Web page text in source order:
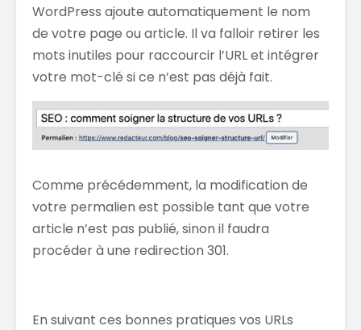
WordPress ajoute automatiquement le nom
de votre page ou article. Il va falloir retirer les
mots inutiles pour raccourcir l’URL et intégrer
votre mot-clé si ce n’est pas déjà fait.
Comme précédemment, la modification de
votre permalien est possible tant que votre
article n’est pas publié, sinon il faudra
procéder à une redirection 301.
En suivant ces bonnes pratiques vos URLs